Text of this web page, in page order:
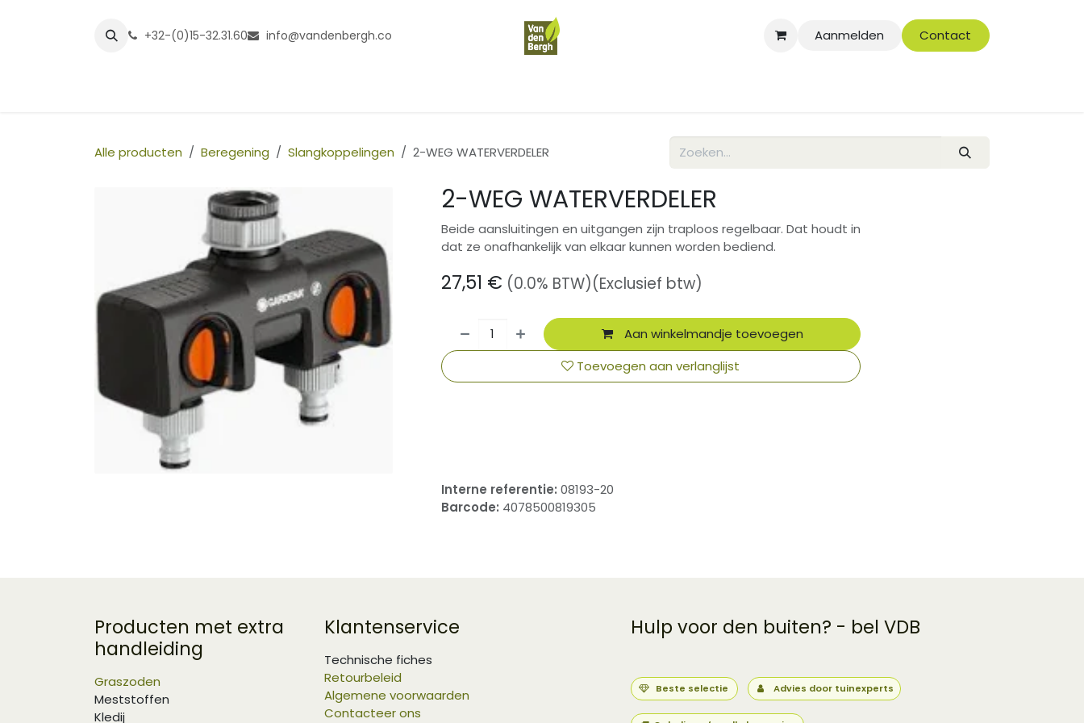
+32-(0)15-32.31.60 info@vandenbergh.co Aanmelden Contact
Alle producten Beregening Slangkoppelingen 2-WEG WATERVERDELER
2-WEG WATERVERDELER
Beide aansluitingen en uitgangen zijn traploos regelbaar. Dat houdt in
dat ze onafhankelijk van elkaar kunnen worden bediend.
27,51 € (0.0% BTW)(Exclusief btw)
Aan winkelmandje toevoegen
Toevoegen aan verlanglijst
Interne referentie: 08193-20
Barcode: 4078500819305
Producten met extra
handleiding
Graszoden
Meststoffen
Kledij
Klantenservice
Technische fiches
Retourbeleid
Algemene voorwaarden
Contacteer ons
Hulp voor den buiten? - bel VDB
Beste selectie Advies door tuinexperts